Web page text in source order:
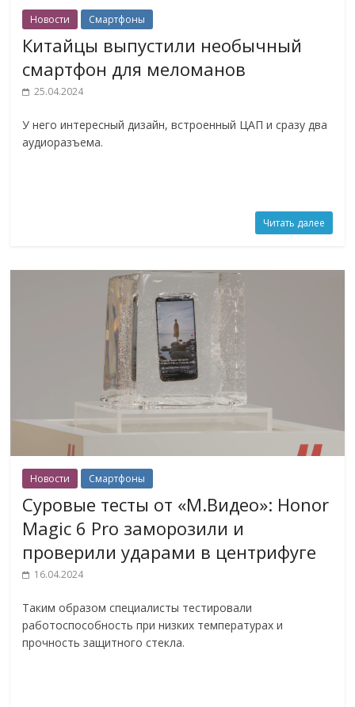
Новости Смартфоны
Китайцы выпустили необычный
смартфон для меломанов
25.04.2024
У него интересный дизайн, встроенный ЦАП и сразу два
аудиоразъема.
Читать далее
Новости Смартфоны
Суровые тесты от «М.Видео»: Honor
Magic 6 Pro заморозили и
проверили ударами в центрифуге
16.04.2024
Таким образом специалисты тестировали
работоспособность при низких температурах и
прочность защитного стекла.